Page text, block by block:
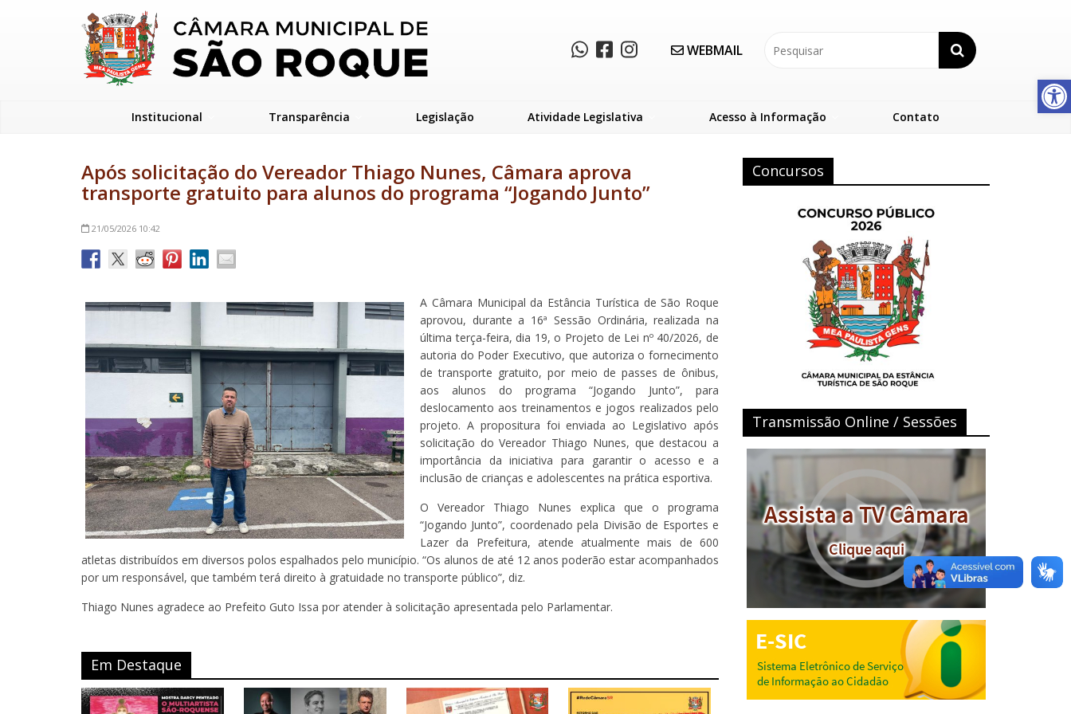
Abrir a barra de ferramentas
WEBMAIL
Institucional Transparência Legislação Atividade Legislativa Acesso à Informação Contato
Após solicitação do Vereador Thiago Nunes, Câmara aprova
transporte gratuito para alunos do programa “Jogando Junto”
21/05/202610:42
A Câmara Municipal da Estância Turística de São Roque
aprovou, durante a 16ª Sessão Ordinária, realizada na
última terça-feira, dia 19, o Projeto de Lei nº 40/2026, de
autoria do Poder Executivo, que autoriza o fornecimento
de transporte gratuito, por meio de passes de ônibus,
aos alunos do programa “Jogando Junto”, para
deslocamento aos treinamentos e jogos realizados pelo
projeto. A propositura foi enviada ao Legislativo após
solicitação do Vereador Thiago Nunes, que destacou a
importância da iniciativa para garantir o acesso e a
inclusão de crianças e adolescentes na prática esportiva.
O Vereador Thiago Nunes explica que o programa
“Jogando Junto”, coordenado pela Divisão de Esportes e
Lazer da Prefeitura, atende atualmente mais de 600
atletas distribuídos em diversos polos espalhados pelo município. “Os alunos de até 12 anos poderão estar acompanhados
por um responsável, que também terá direito à gratuidade no transporte público”, diz.
Thiago Nunes agradece ao Prefeito Guto Issa por atender à solicitação apresentada pelo Parlamentar.
Em Destaque
Concursos
Transmissão Online / Sessões